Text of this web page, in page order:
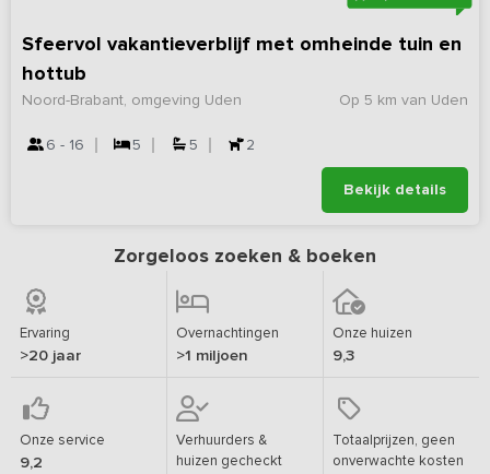
Sfeervol vakantieverblijf met omheinde tuin en
hottub
Op 5 km van Uden
Noord-Brabant, omgeving Uden
6 - 16 5 5 2
Bekijk details
Zorgeloos zoeken & boeken
Ervaring
>20 jaar
Overnachtingen
>1 miljoen
Onze huizen
9,3
Onze service
9,2
Verhuurders &
huizen gecheckt
Totaalprijzen, geen
onverwachte kosten